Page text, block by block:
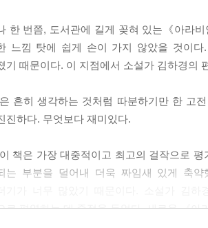
한 번쯤, 도서관에 길게 꽂혀 있는《아라
느낌 탓에 쉽게 손이 가지 않았을 것이
기 때문이다. 이 지점에서 소설가 김하경의
흔히 생각하는 것처럼 따분하기만 한 고
진하다. 무엇보다 재미있다.
책은 가장 대중적이고 최고의 걸작으로
는 부분을 덜어내 더욱 짜임새 있게 축
로 편역하는 데 중점을 두었다. 새로운 《아